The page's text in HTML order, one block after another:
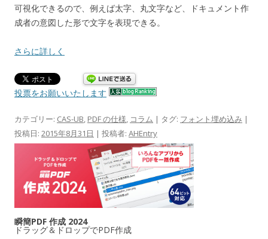
可視化できるので、例えば太字、丸文字など、ドキュメント作
成者の意図した形で文字を表現できる。
さらに詳しく
投票をお願いいたします
カテゴリー: CAS-UB, PDF の仕様, コラム | タグ: フォント埋め込み |
投稿日: 2015年8月31日 | 投稿者: AHEntry
瞬簡PDF 作成 2024
ドラッグ＆ドロップでPDF作成